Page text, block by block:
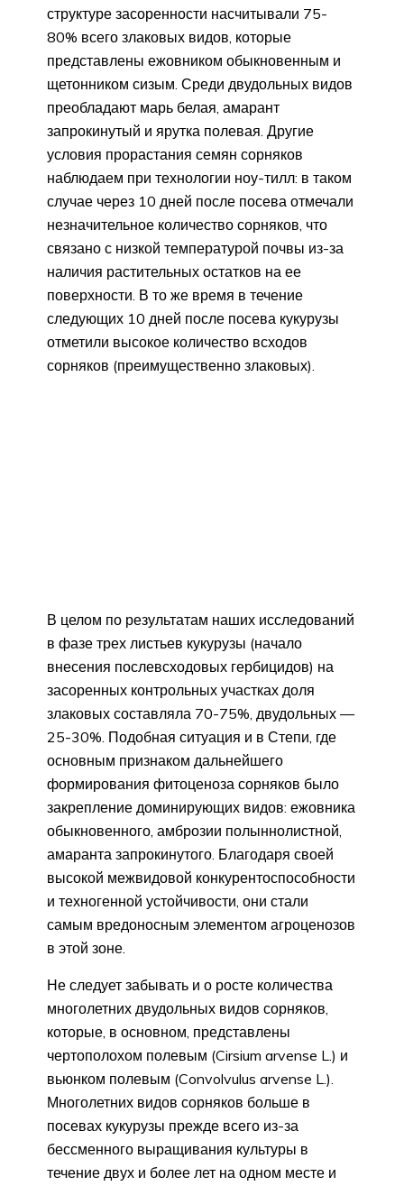
структуре засоренности насчитывали 75-
80% всего злаковых видов, которые
представлены ежовником обыкновенным и
щетонником сизым. Среди двудольных видов
преобладают марь белая, амарант
запрокинутый и ярутка полевая. Другие
условия прорастания семян сорняков
наблюдаем при технологии ноу-тилл: в таком
случае через 10 дней после посева отмечали
незначительное количество сорняков, что
связано с низкой температурой почвы из-за
наличия растительных остатков на ее
поверхности. В то же время в течение
следующих 10 дней после посева кукурузы
отметили высокое количество всходов
сорняков (преимущественно злаковых).
В целом по результатам наших исследований
в фазе трех листьев кукурузы (начало
внесения послевсходовых гербицидов) на
засоренных контрольных участках доля
злаковых составляла 70-75%, двудольных —
25-30%. Подобная ситуация и в Степи, где
основным признаком дальнейшего
формирования фитоценоза сорняков было
закрепление доминирующих видов: ежовника
обыкновенного, амброзии полыннолистной,
амаранта запрокинутого. Благодаря своей
высокой межвидовой конкурентоспособности
и техногенной устойчивости, они стали
самым вредоносным элементом агроценозов
в этой зоне.
Не следует забывать и о росте количества
многолетних двудольных видов сорняков,
которые, в основном, представлены
чертополохом полевым (Cirsium arvense L.) и
вьюнком полевым (Convolvulus arvense L.).
Многолетних видов сорняков больше в
посевах кукурузы прежде всего из-за
бессменного выращивания культуры в
течение двух и более лет на одном месте и